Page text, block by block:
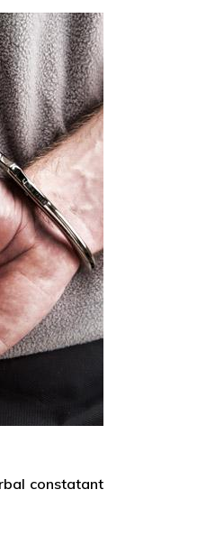
constatant